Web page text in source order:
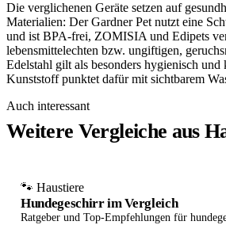
Die verglichenen Geräte setzen auf
Materialien: Der Gardner Pet nutzt eine
und ist BPA-frei, ZOMISIA und Edipets
lebensmittelechten bzw. ungiftigen,
Edelstahl gilt als besonders hygienisch und
Kunststoff punktet dafür mit sichtbarem
Auch interessant
Weitere Vergleiche aus
🐾 Haustiere
Hundegeschirr im Vergleich
Ratgeber und Top-Empfehlungen für